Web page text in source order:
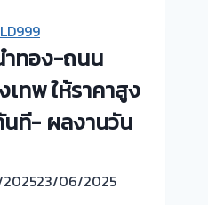
ำทอง-ถนน
เทพ ให้ราคาสูง
ที- ผลงานวัน
23/06/2025